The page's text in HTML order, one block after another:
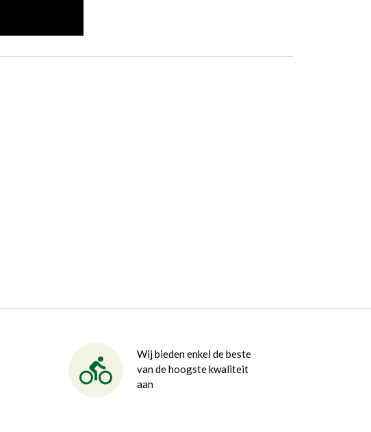
Wij bieden enkel de beste
van de hoogste kwaliteit
aan